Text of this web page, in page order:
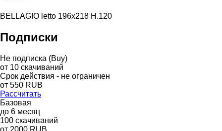
BELLAGIO letto 196x218 H.120
Подписки
Не подписка (Buy)
от 10 скачиваний
Срок действия - не ограничен
от 550 RUB
Рассчитать
Базовая
до 6 месяц
100 скачиваний
от 2000 RUB